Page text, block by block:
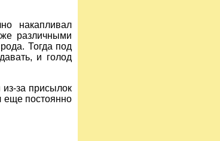
накапливал
различными
Тогда под
и голод
из-за присылок
еще постоянно